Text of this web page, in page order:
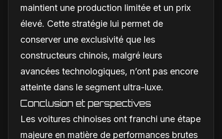
maintient une production limitée et un prix
élevé. Cette stratégie lui permet de
conserver une exclusivité que les
constructeurs chinois, malgré leurs
avancées technologiques, n’ont pas encore
atteinte dans le segment ultra-luxe.
Conclusion et perspectives
Les voitures chinoises ont franchi une étape
majeure en matière de performances brutes